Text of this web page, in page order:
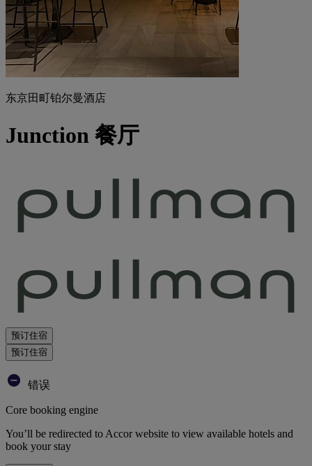
东京田町铂尔曼酒店
Junction 餐厅
预订住宿
预订住宿
错误
Core booking engine
You’ll be redirected to Accor website to view available hotels and
book your stay